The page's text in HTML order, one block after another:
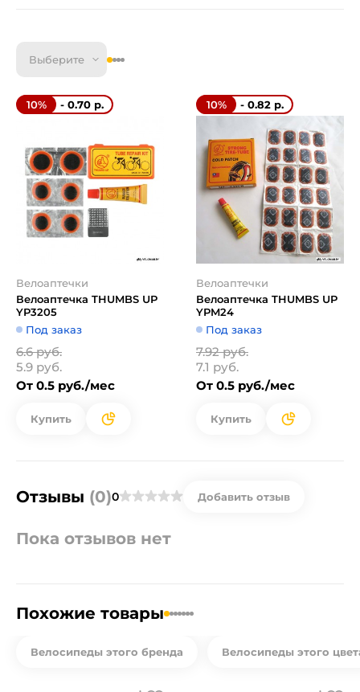
Выберите
10% - 0.70 р.
Велоаптечки
Велоаптечка THUMBS UP
YP3205
Под заказ
6.6 руб.
5.9 руб.
От 0.5 руб./мес
Купить
10% - 0.82 р.
Велоаптечки
Велоаптечка THUMBS UP
YPM24
Под заказ
7.92 руб.
7.1 руб.
От 0.5 руб./мес
Купить
Отзывы (0)0 Добавить отзыв
Пока отзывов нет
Похожие товары
Велосипеды этого бренда Велосипеды этого